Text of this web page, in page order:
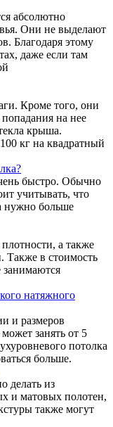
абсолютно
Они не выделают
Благодаря этому
даже если там
Кроме того, они
на нее
крыша.
кг на квадратный
быстро. Обычно
учитывать, что
нужно больше
а также
Также в стоимость
занимаются
натяжного
и размеров
занять от 5
потолка
больше.
делать из
и матовых полотен,
также могут